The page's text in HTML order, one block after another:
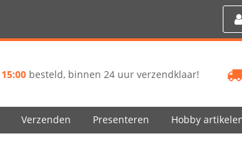
15:00 besteld, binnen 24 uur verzendklaar!
Verzenden Presenteren Hobby